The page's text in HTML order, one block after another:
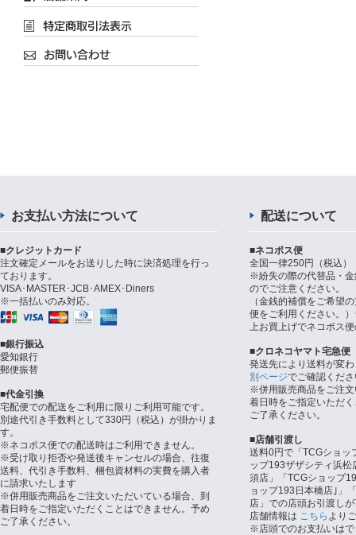
お支払い方法について
■クレジットカード
注文確定メールをお送りした時に決済処理を行っ
ております。
VISA･MASTER･JCB･AMEX･Diners
※一括払いのみ対応。
■銀行振込
愛知銀行
郵便振替
■代金引換
宅配便での配送をご利用に限りご利用可能です。
別途代引き手数料として330円（税込）が掛かりま
す。
※ネコポス便での配送時はご利用できません。
※受け取り拒否や発送後キャンセルの場合、往復
送料、代引き手数料、梱包資材料の実費を購入者
に請求いたします
※併用販売商品をご注文いただいている場合、到
着日時をご指定いただくことはできません。予め
ご了承ください。
配送について
■ネコポス便
全国一律250円（税込）
※紛失の際の代替品・
のでご注意ください。
（金銭的補償をご希望
便をご利用ください。
上お買上げでネコポス
■クロネコヤマト宅急便
発送先により送料が変
別ページでご確認くだ
※併用販売商品をご注
着日時をご指定いただ
ご了承ください。
■店舗引渡し
送料0円で「TCGショッ
ップ193ザザシティ浜
須店」「TCGショップ
ョップ193日本橋店｣」
店」での店頭お引渡し
店舗情報は こちら より
※店頭でのお支払いは